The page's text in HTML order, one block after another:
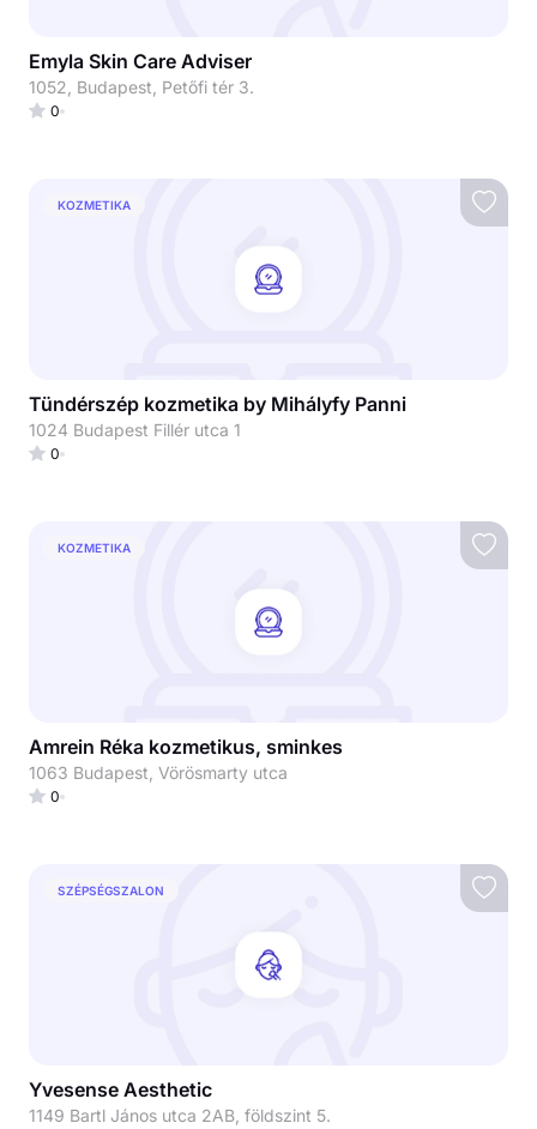
Emyla Skin Care Adviser
1052, Budapest, Petőfi tér 3.
0
KOZMETIKA
Tündérszép kozmetika by Mihályfy Panni
1024 Budapest Fillér utca 1
0
KOZMETIKA
Amrein Réka kozmetikus, sminkes
1063 Budapest, Vörösmarty utca
0
SZÉPSÉGSZALON
Yvesense Aesthetic
1149 Bartl János utca 2AB, földszint 5.